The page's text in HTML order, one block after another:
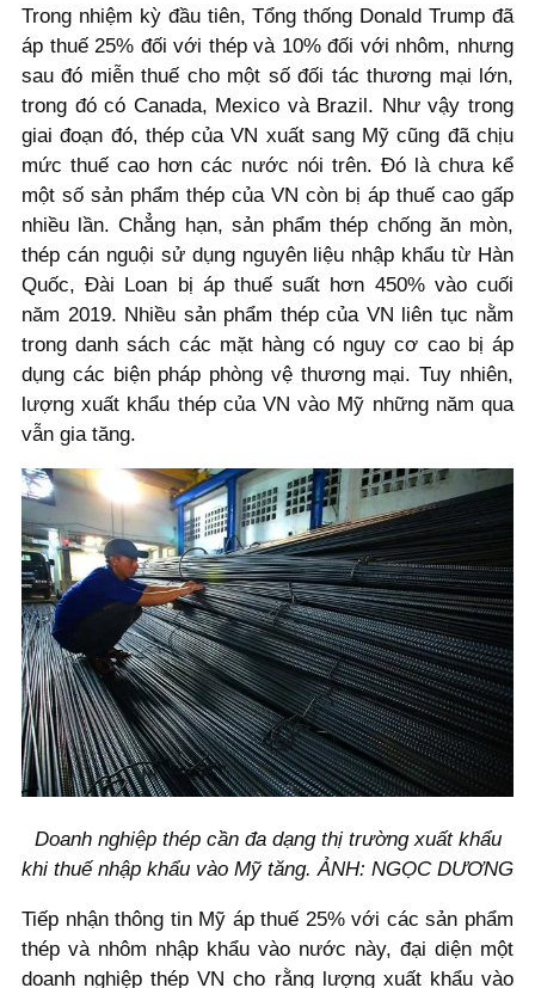
Trong nhiệm kỳ đầu tiên, Tổng thống Donald Trump đã
áp thuế 25% đối với thép và 10% đối với nhôm, nhưng
sau đó miễn thuế cho một số đối tác thương mại lớn,
trong đó có Canada, Mexico và Brazil. Như vậy trong
giai đoạn đó, thép của VN xuất sang Mỹ cũng đã chịu
mức thuế cao hơn các nước nói trên. Đó là chưa kể
một số sản phẩm thép của VN còn bị áp thuế cao gấp
nhiều lần. Chẳng hạn, sản phẩm thép chống ăn mòn,
thép cán nguội sử dụng nguyên liệu nhập khẩu từ Hàn
Quốc, Đài Loan bị áp thuế suất hơn 450% vào cuối
năm 2019. Nhiều sản phẩm thép của VN liên tục nằm
trong danh sách các mặt hàng có nguy cơ cao bị áp
dụng các biện pháp phòng vệ thương mại. Tuy nhiên,
lượng xuất khẩu thép của VN vào Mỹ những năm qua
vẫn gia tăng.
Doanh nghiệp thép cần đa dạng thị trường xuất khẩu
khi thuế nhập khẩu vào Mỹ tăng. ẢNH: NGỌC DƯƠNG
Tiếp nhận thông tin Mỹ áp thuế 25% với các sản phẩm
thép và nhôm nhập khẩu vào nước này, đại diện một
doanh nghiệp thép VN cho rằng lượng xuất khẩu vào